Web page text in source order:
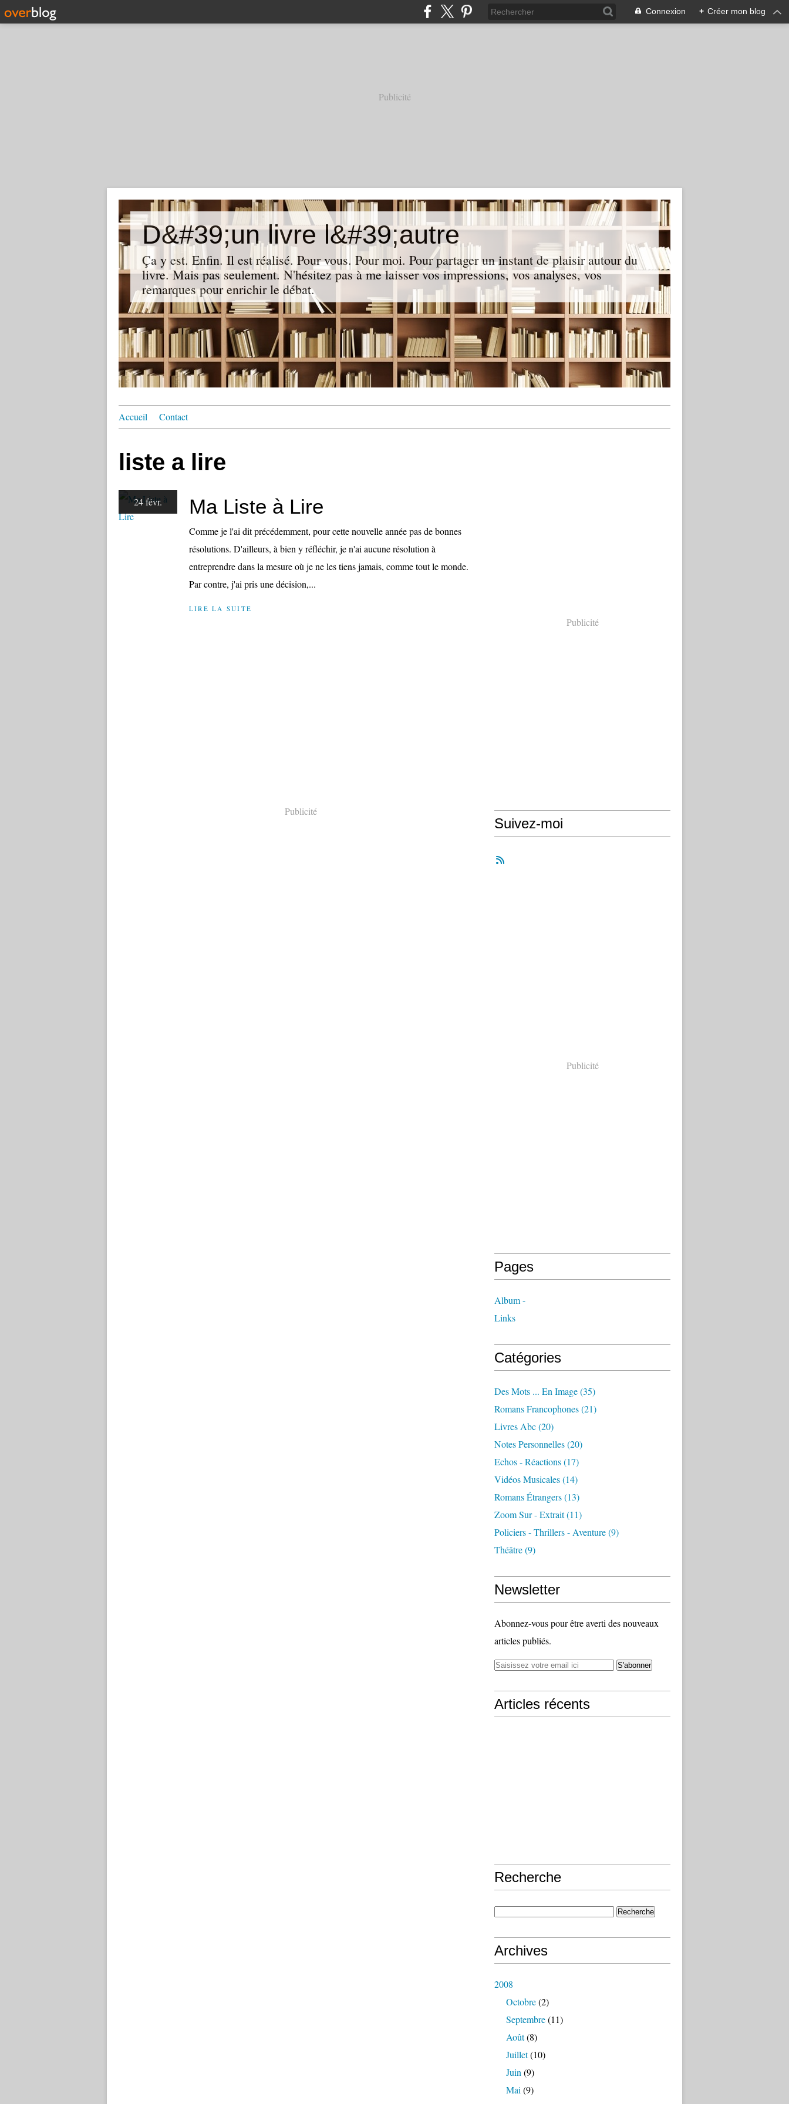
Connexion + Créer mon blog
Publicité
D&#39;un livre l&#39;autre
Ça y est. Enfin. Il est réalisé. Pour vous. Pour moi. Pour partager un instant de plaisir autour du
livre. Mais pas seulement. N'hésitez pas à me laisser vos impressions, vos analyses, vos
remarques pour enrichir le débat.
Accueil Contact
liste a lire
24 févr. Ma Liste à Lire
Comme je l'ai dit précédemment, pour cette nouvelle année pas de bonnes
résolutions. D'ailleurs, à bien y réfléchir, je n'ai aucune résolution à
entreprendre dans la mesure où je ne les tiens jamais, comme tout le monde.
Par contre, j'ai pris une décision,...
LIRE LA SUITE
Publicité
Publicité
Suivez-moi
Publicité
Pages
Album -
Links
Catégories
Des Mots ... En Image(35)
Romans Francophones(21)
Livres Abc(20)
Notes Personnelles(20)
Echos - Réactions(17)
Vidéos Musicales(14)
Romans Étrangers(13)
Zoom Sur - Extrait(11)
Policiers - Thrillers - Aventure(9)
Théâtre(9)
Newsletter
Abonnez-vous pour être averti des nouveaux
articles publiés.
Articles récents
Recherche
Archives
2008
Octobre(2)
Septembre(11)
Août(8)
Juillet(10)
Juin (9)
Mai (9)